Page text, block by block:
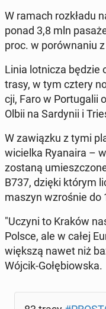
W ramach roz­kła­du
ponad 3,8 mln
proc. w po­rów­na­niu
Linia lot­ni­cza będzie
trasy, w tym cztery
cji, Faro w Por­tu­ga­lii
Olbii na Sar­dy­nii i
W za­wiąz­ku z tymi
wi­ciel­ka Ry­ana­ira –
zostaną
B737, dzięki którym
maszyn wzro­śnie do
"Uczyni to Kraków
Polsce, ale w całej
większą nawet niż
Wójcik-Go­łę­biow­ska.